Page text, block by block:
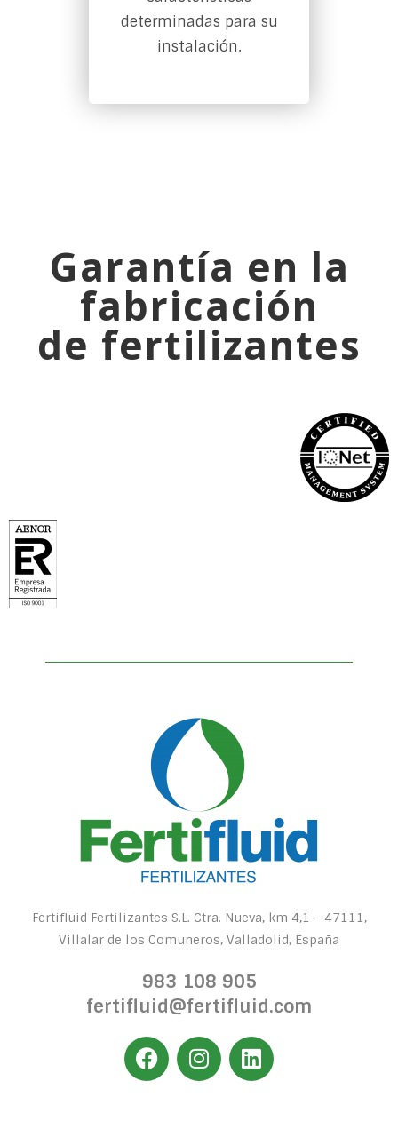
determinadas para su
instalación.
Garantía en la
fabricación
de fertilizantes
Fertifluid Fertilizantes S.L. Ctra. Nueva, km 4,1 – 47111,
Villalar de los Comuneros, Valladolid, España
983 108 905
fertifluid@fertifluid.com